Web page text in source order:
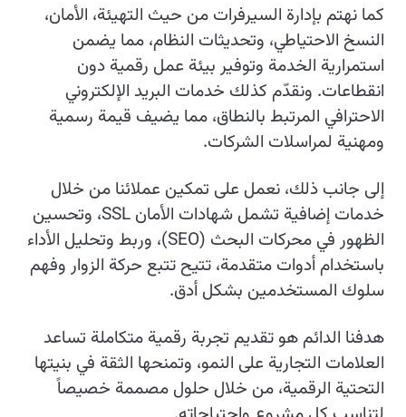
كما نهتم بإدارة السيرفرات من حيث التهيئة، الأمان،
النسخ الاحتياطي، وتحديثات النظام، مما يضمن
استمرارية الخدمة وتوفير بيئة عمل رقمية دون
انقطاعات. ونقدّم كذلك خدمات البريد الإلكتروني
الاحترافي المرتبط بالنطاق، مما يضيف قيمة رسمية
ومهنية لمراسلات الشركات.
إلى جانب ذلك، نعمل على تمكين عملائنا من خلال
خدمات إضافية تشمل شهادات الأمان SSL، وتحسين
الظهور في محركات البحث (SEO)، وربط وتحليل الأداء
باستخدام أدوات متقدمة، تتيح تتبع حركة الزوار وفهم
سلوك المستخدمين بشكل أدق.
هدفنا الدائم هو تقديم تجربة رقمية متكاملة تساعد
العلامات التجارية على النمو، وتمنحها الثقة في بنيتها
التحتية الرقمية، من خلال حلول مصممة خصيصاً